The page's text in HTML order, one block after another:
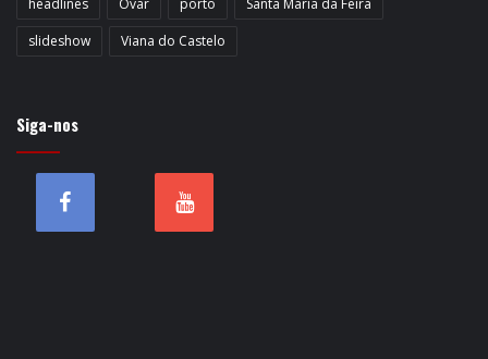
slideshow
Viana do Castelo
Siga-nos